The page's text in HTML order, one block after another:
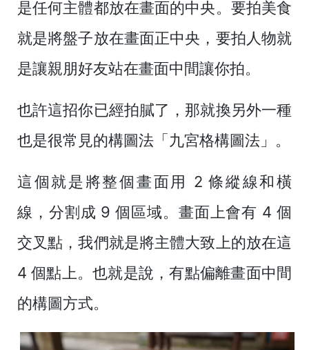
是任何主體都放在畫面的中央。要拍美食
就是將盤子放在畫面正中央，要拍人物就
是讓親朋好友站在畫面中間讓你拍。
也許這招你已經拍膩了，那就換另外一種
也是很常見的構圖法「九宮格構圖法」。
這個就是將整個畫面用 2 條縱線和橫
線，分割成 9 個區域。畫面上會有 4 個
交叉點，我們就是將主體大致上的放在這
4 個點上。也就是說，有點偏離畫面中間
的構圖方式。